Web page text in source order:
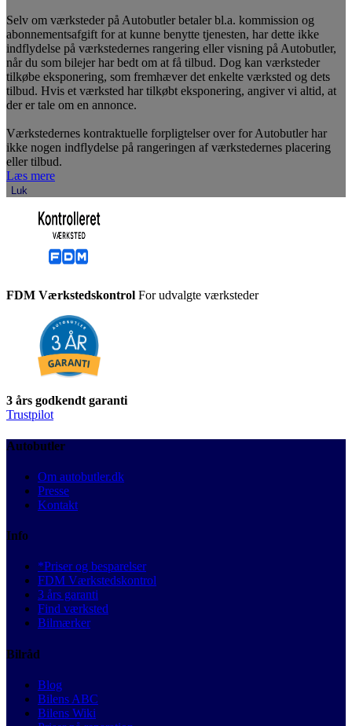
Selv om værksteder på Autobutler betaler bl.a. kommission og
abonnementsafgift for at kunne benytte tjenesten, har dette ikke
indflydelse på værkstedernes rangering eller visning på Autobutler,
når du som bilejer har bedt om at få tilbud. Dog kan værksteder
tilkøbe eksponering, som fremhæver det enkelte værksted og dets
tilbud. Hvis et værksted har tilkøbt eksponering, angiver vi altid, at
der er tale om en annonce.
Værkstedernes kontraktuelle forpligtelser over for Autobutler har
ikke nogen indflydelse på rangeringen af værkstedernes placering
eller tilbud.
Læs mere
Luk
FDM Værkstedskontrol For udvalgte værksteder
3 års godkendt garanti
Trustpilot
Autobutler
Om autobutler.dk
Presse
Kontakt
Info
*Priser og besparelser
FDM Værkstedskontrol
3 års garanti
Find værksted
Bilmærker
Bilråd
Blog
Bilens ABC
Bilens Wiki